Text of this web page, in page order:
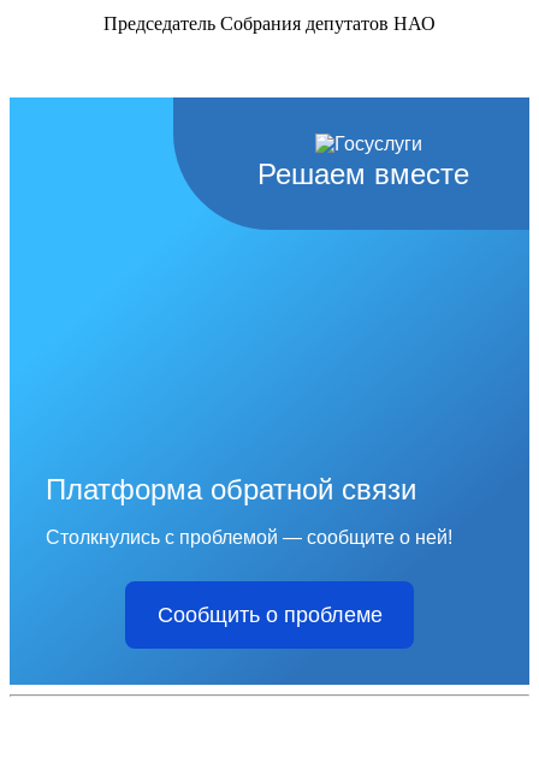
Председатель Собрания депутатов НАО
Решаем вместе
Платформа обратной связи
Столкнулись с проблемой — сообщите о ней!
Сообщить о проблеме